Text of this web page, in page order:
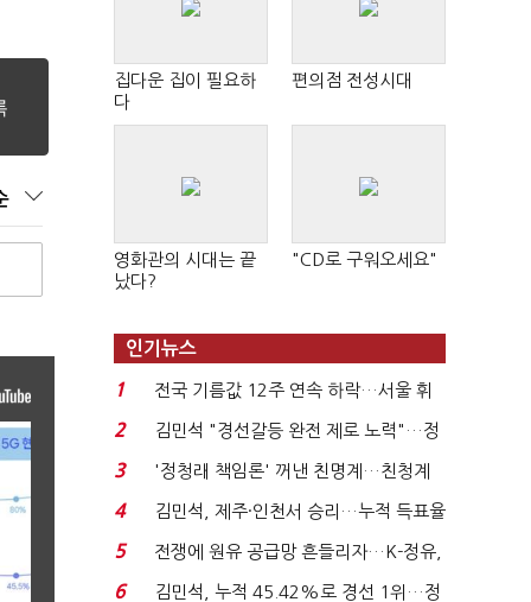
집다운 집이 필요하
다
편의점 전성시대
영화관의 시대는 끝
났다?
"CD로 구워오세요"
인기뉴스
1
전국 기름값 12주 연속 하락…서울 휘
발윳값 1909원...
2
김민석 "경선갈등 완전 제로 노력"…정
청래 "반명 공세 사...
3
'정청래 책임론' 꺼낸 친명계…친청계
는 추가투표 때리기...
4
김민석, 제주·인천서 승리…누적 득표율
'1위 탈환'(종합)...
5
전쟁에 원유 공급망 흔들리자…K-정유,
에너지안보 핵심...
6
김민석, 누적 45.42%로 경선 1위…정